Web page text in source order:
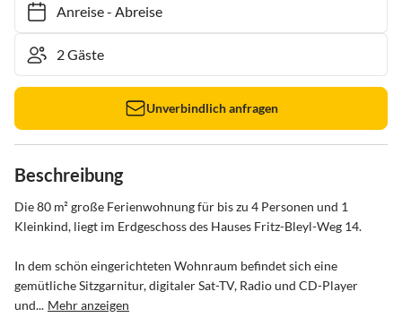
Anreise- Abreise
Unverbindlich anfragen
Beschreibung
Die 80 m² große Ferienwohnung für bis zu 4 Personen und 1
Kleinkind, liegt im Erdgeschoss des Hauses Fritz-Bleyl-Weg 14.
In dem schön eingerichteten Wohnraum befindet sich eine
gemütliche Sitzgarnitur, digitaler Sat-TV, Radio und CD-Player
und... Mehr anzeigen